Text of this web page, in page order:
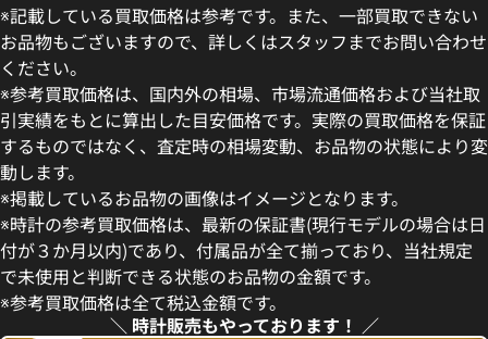
イトジャスト 41 126300 ス
格
点の参考買取価格です
ー
参考買取価格
1,727,000円
※2026年5月27日時点の参考
※記載している買取価格は参考です。また、一部買取できない
お品物もございますので、詳しくはスタッフまでお問い合わせ
ください。
※参考買取価格は、国内外の相場、市場流通価格および当社取
引実績をもとに算出した目安価格です。実際の買取価格を保証
するものではなく、査定時の相場変動、お品物の状態により変
動します。
※掲載しているお品物の画像はイメージとなります。
※時計の参考買取価格は、最新の保証書(現行モデルの場合は日
付が３か月以内)であり、付属品が全て揃っており、当社規定
で未使用と判断できる状態のお品物の金額です。
※参考買取価格は全て税込金額です。
＼ 時計販売もやっております！ ／